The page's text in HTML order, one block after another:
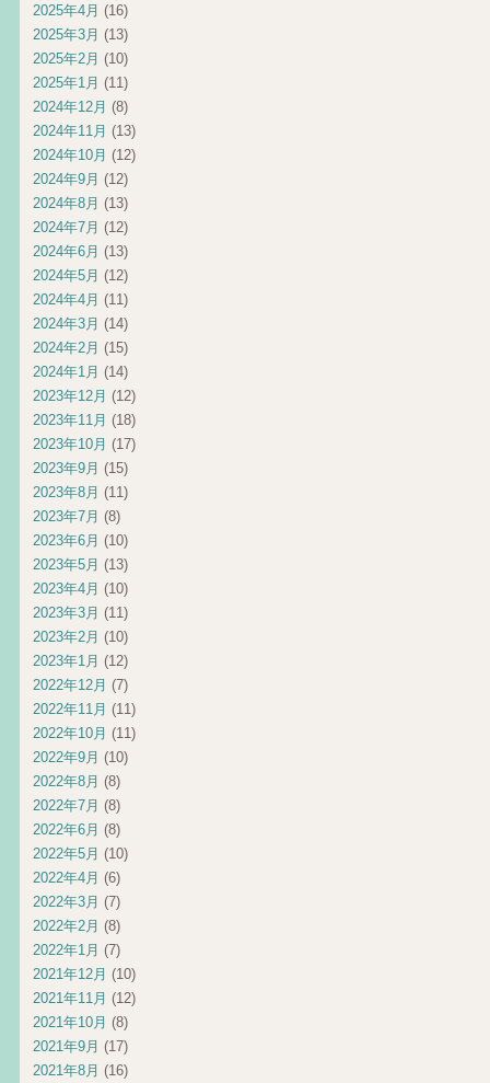
2025年4月 (16)
2025年3月 (13)
2025年2月 (10)
2025年1月 (11)
2024年12月 (8)
2024年11月 (13)
2024年10月 (12)
2024年9月 (12)
2024年8月 (13)
2024年7月 (12)
2024年6月 (13)
2024年5月 (12)
2024年4月 (11)
2024年3月 (14)
2024年2月 (15)
2024年1月 (14)
2023年12月 (12)
2023年11月 (18)
2023年10月 (17)
2023年9月 (15)
2023年8月 (11)
2023年7月 (8)
2023年6月 (10)
2023年5月 (13)
2023年4月 (10)
2023年3月 (11)
2023年2月 (10)
2023年1月 (12)
2022年12月 (7)
2022年11月 (11)
2022年10月 (11)
2022年9月 (10)
2022年8月 (8)
2022年7月 (8)
2022年6月 (8)
2022年5月 (10)
2022年4月 (6)
2022年3月 (7)
2022年2月 (8)
2022年1月 (7)
2021年12月 (10)
2021年11月 (12)
2021年10月 (8)
2021年9月 (17)
2021年8月 (16)